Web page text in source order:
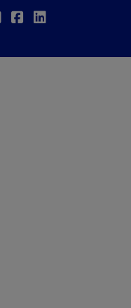
TwitterFacebook
Linkedin